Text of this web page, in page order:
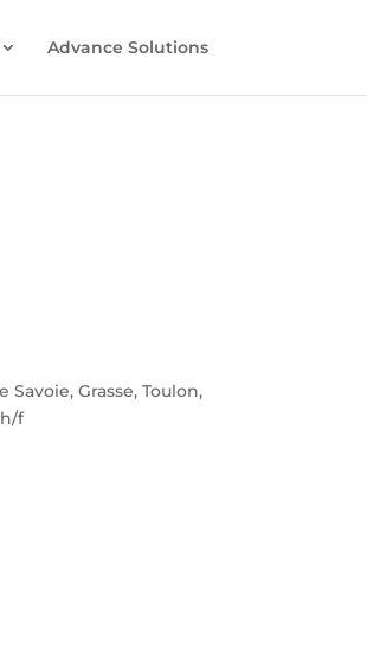
Advance Solutions
Grasse, Toulon,
f